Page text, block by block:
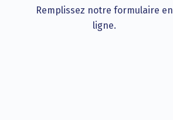
Remplissez notre formulaire en
ligne.